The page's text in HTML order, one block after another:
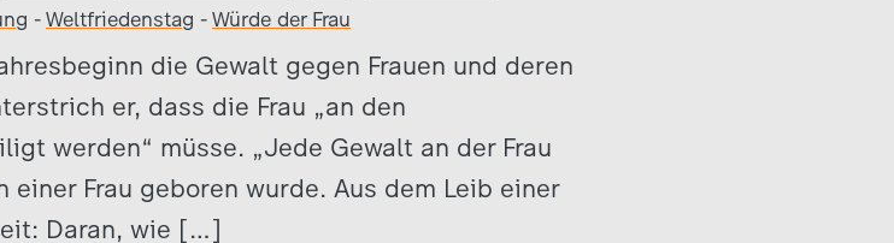
- Weltfriedenstag - Würde der Frau
die Gewalt gegen Frauen und deren
er, dass die Frau „an den
werden“ müsse. „Jede Gewalt an der Frau
Frau geboren wurde. Aus dem Leib einer
Daran, wie […]